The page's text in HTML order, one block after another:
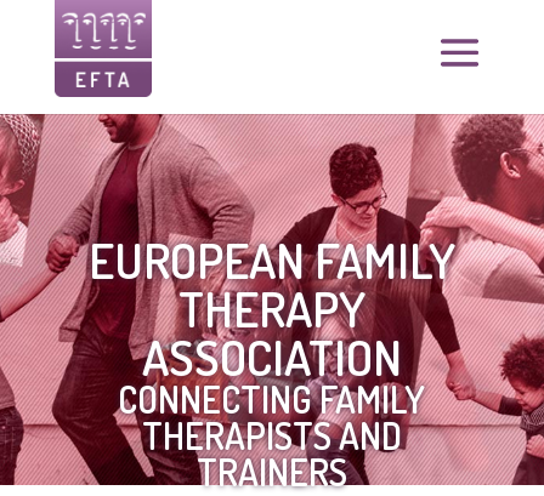
EUROPEAN FAMILY
THERAPY
ASSOCIATION
CONNECTING FAMILY
THERAPISTS AND
TRAINERS